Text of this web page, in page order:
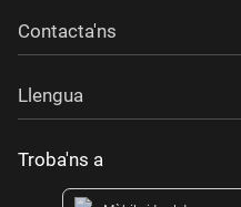
Contacta'ns
Llengua
Troba'ns a